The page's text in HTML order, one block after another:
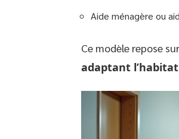
Aide ménagère ou
Ce modèle repose
adaptant l’habitat